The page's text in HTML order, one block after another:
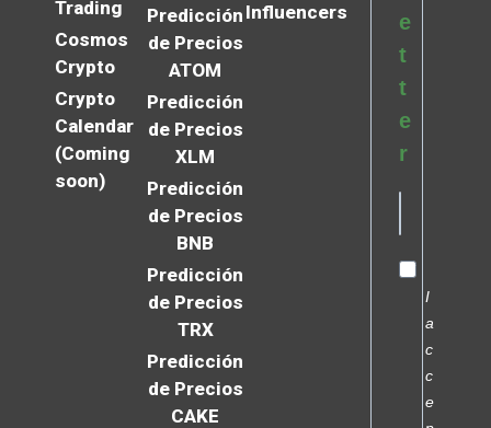
Trading
Cosmos
Crypto
Crypto
Calendar
(Coming
soon)
Predicción
de Precios
ATOM
Predicción
de Precios
XLM
Predicción
de Precios
BNB
Predicción
de Precios
TRX
Predicción
de Precios
CAKE
Influencers
e
t
t
e
r
I
a
c
c
e